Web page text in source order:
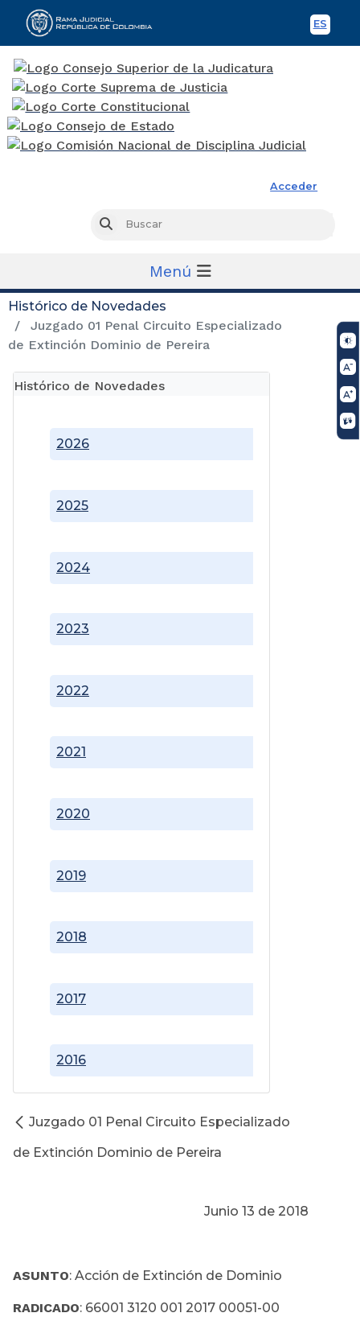
ES
Acceder
Buscar
Menú
Histórico de Novedades
Juzgado 01 Penal Circuito Especializado
de Extinción Dominio de Pereira
Histórico de Novedades
2016
2017
2018
2019
2020
2021
2022
2023
2024
2025
2026
Juzgado 01 Penal Circuito Especializado
de Extinción Dominio de Pereira
Junio 13 de 2018
ASUNTO: Acción de Extinción de Dominio
RADICADO: 66001 3120 001 2017 00051-00